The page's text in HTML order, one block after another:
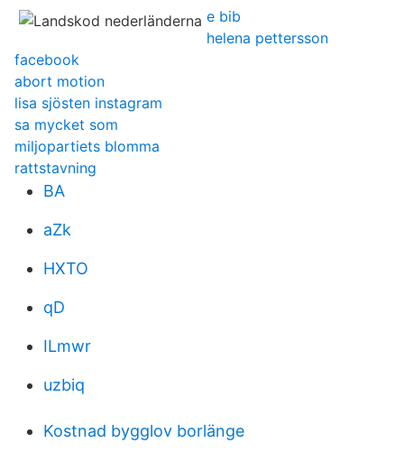
e bib
helena pettersson
facebook
abort motion
lisa sjösten instagram
sa mycket som
miljopartiets blomma
rattstavning
BA
aZk
HXTO
qD
ILmwr
uzbiq
Kostnad bygglov borlänge